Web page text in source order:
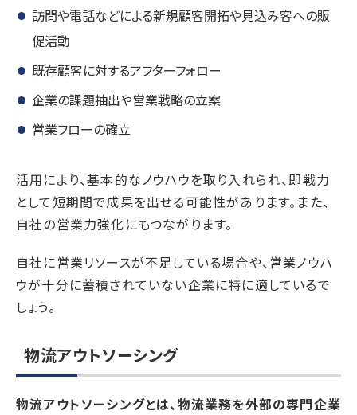
訪問や電話などによる新規顧客開拓や見込み客への販
促活動
既存顧客に対するアフターフォロー
企業の課題抽出や営業戦略の立案
営業フローの確立
活用により、基本的なノウハウを取り入れられ、即戦力
として短期間で成果を出せる可能性があります。また、
自社の営業力強化にもつながります。
自社に営業リソースが不足している場合や、営業ノウハ
ウが十分に蓄積されていない企業に特に適しているで
しょう。
物流アウトソーシング
物流アウトソーシングとは、物流業務を外部の専門企業